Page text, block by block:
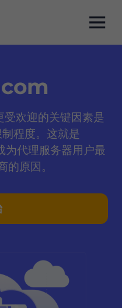
欢迎的关键因素是
程度。这就是
代理服务器用户最
的原因。